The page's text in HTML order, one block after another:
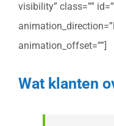
visibility” class=””
animation_offset=””]
Wat klanten